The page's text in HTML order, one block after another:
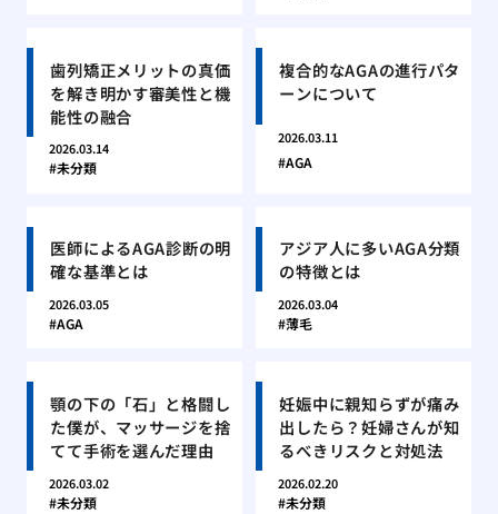
歯列矯正メリットの真価
を解き明かす審美性と機
能性の融合
2026.03.14
未分類
複合的なAGAの進行パタ
ーンについて
2026.03.11
AGA
医師によるAGA診断の明
確な基準とは
2026.03.05
AGA
アジア人に多いAGA分類
の特徴とは
2026.03.04
薄毛
顎の下の「石」と格闘し
た僕が、マッサージを捨
てて手術を選んだ理由
2026.03.02
未分類
妊娠中に親知らずが痛み
出したら？妊婦さんが知
るべきリスクと対処法
2026.02.20
未分類